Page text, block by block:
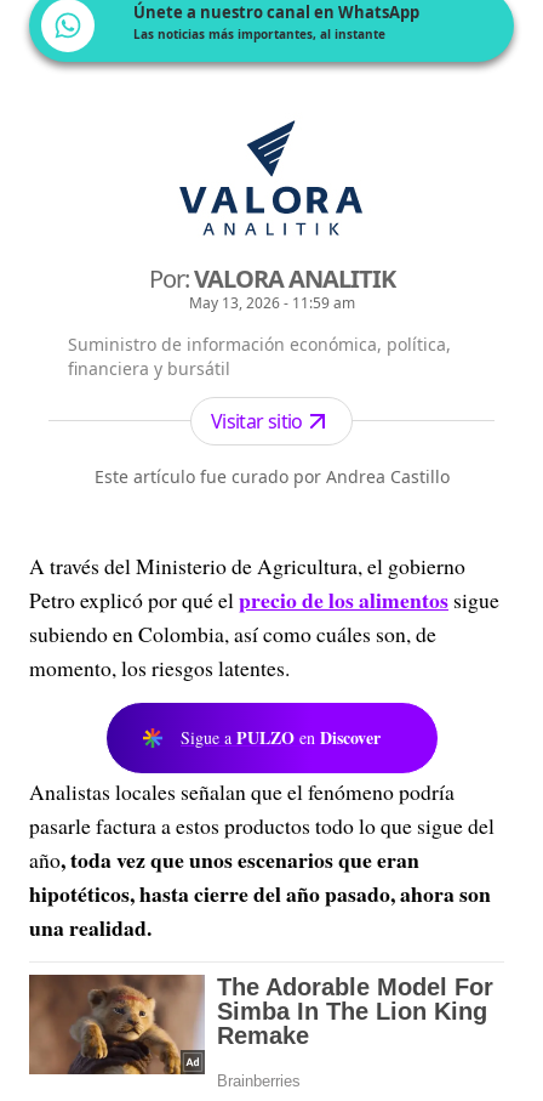
Únete a nuestro canal en WhatsApp
Las noticias más importantes, al instante
Por:VALORA ANALITIK
May 13, 2026 - 11:59 am
Suministro de información económica, política,
financiera y bursátil
Visitar sitio
Este artículo fue curado por Andrea Castillo
A través del Ministerio de Agricultura, el gobierno
Petro explicó por qué elprecio de los alimentos sigue
subiendo en Colombia, así como cuáles son, de
momento, los riesgos latentes.
Sigue a PULZO en Discover
Analistas locales señalan que el fenómeno podría
pasarle factura a estos productos todo lo que sigue del
año, toda vez que unos escenarios que eran
hipotéticos, hasta cierre del año pasado, ahora son
una realidad.